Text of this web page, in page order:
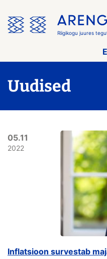
menüü
vahele
Riigikogu juures
Uudised
05.11
2022
Inflatsioon survestab